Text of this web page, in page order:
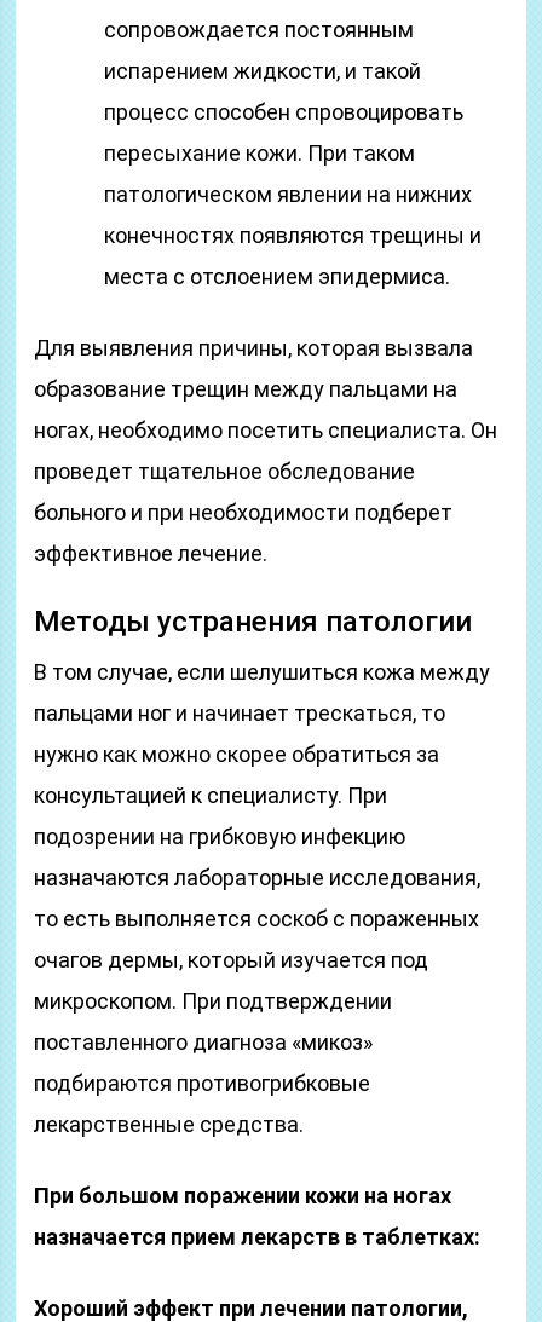
сопровождается постоянным
испарением жидкости, и такой
процесс способен спровоцировать
пересыхание кожи. При таком
патологическом явлении на нижних
конечностях появляются трещины и
места с отслоением эпидермиса.
Для выявления причины, которая вызвала
образование трещин между пальцами на
ногах, необходимо посетить специалиста. Он
проведет тщательное обследование
больного и при необходимости подберет
эффективное лечение.
Методы устранения патологии
В том случае, если шелушиться кожа между
пальцами ног и начинает трескаться, то
нужно как можно скорее обратиться за
консультацией к специалисту. При
подозрении на грибковую инфекцию
назначаются лабораторные исследования,
то есть выполняется соскоб с пораженных
очагов дермы, который изучается под
микроскопом. При подтверждении
поставленного диагноза «микоз»
подбираются противогрибковые
лекарственные средства.
При большом поражении кожи на ногах
назначается прием лекарств в таблетках:
Хороший эффект при лечении патологии,